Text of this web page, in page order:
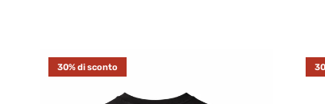
30% di sconto